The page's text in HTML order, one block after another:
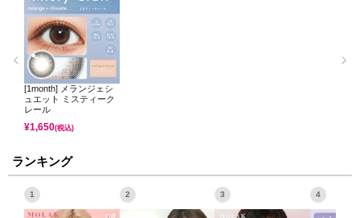
[1month] メランジェシ
ュエット ミスティーク
レール
¥1,650(税込)
ランキング
1 2 3 4